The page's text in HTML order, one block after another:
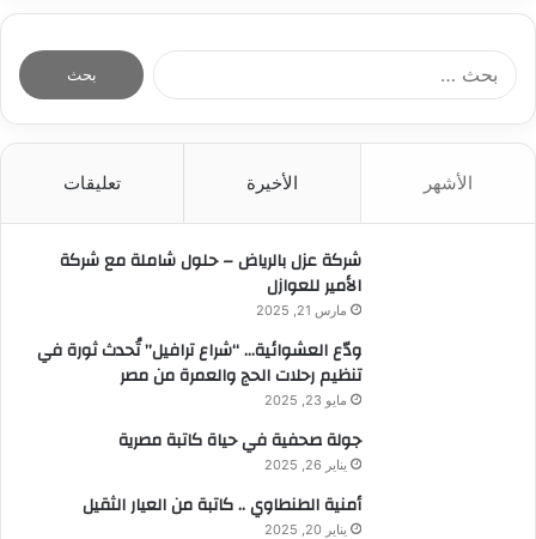
الأشهر الأخيرة تعليقات
شركة عزل بالرياض – حلول شاملة مع شركة
الأمير للعوازل
مارس 21, 2025
ودّع العشوائية… “شراع ترافيل” تُحدث ثورة في
تنظيم رحلات الحج والعمرة من مصر
مايو 23, 2025
جولة صحفية في حياة كاتبة مصرية
يناير 26, 2025
أمنية الطنطاوي .. كاتبة من العيار الثقيل
يناير 20, 2025